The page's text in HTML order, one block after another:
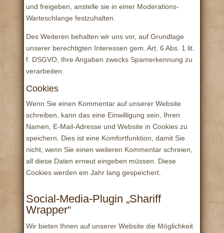
und freigeben, anstelle sie in einer Moderations-
Warteschlange festzuhalten.
Des Weiteren behalten wir uns vor, auf Grundlage
unserer berechtigten Interessen gem. Art. 6 Abs. 1 lit.
f. DSGVO, Ihre Angaben zwecks Spamerkennung zu
verarbeiten.
Cookies
Wenn Sie einen Kommentar auf unserer Website
schreiben, kann das eine Einwilligung sein, Ihren
Namen, E-Mail-Adresse und Website in Cookies zu
speichern. Dies ist eine Komfortfunktion, damit Sie
nicht, wenn Sie einen weiteren Kommentar schreien,
all diese Daten erneut eingeben müssen. Diese
Cookies werden ein Jahr lang gespeichert.
Social-Media-Plugin „Shariff
Wrapper“
Wir bieten Ihnen auf unserer Website die Möglichkeit